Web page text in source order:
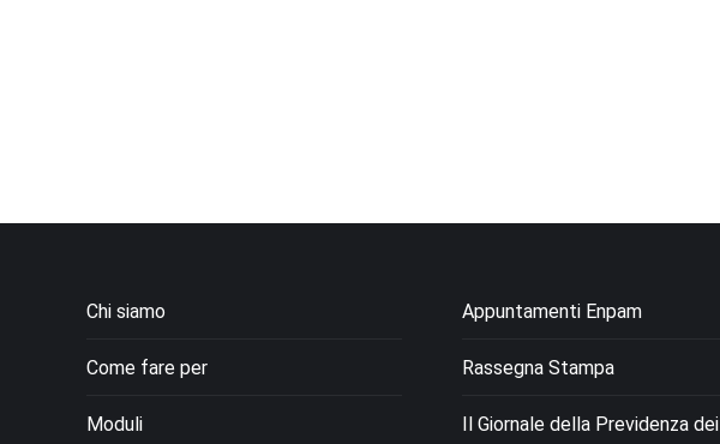
Chi siamo
Come fare per
Moduli
Appuntamenti Enpam
Rassegna Stampa
Il Giornale della Previdenza dei